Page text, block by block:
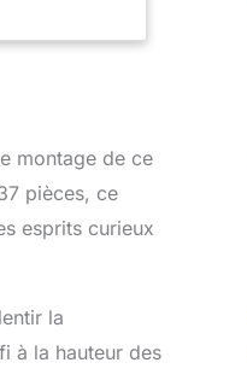
un des
peut rouler,
d’oeuvre.
pour ceux qui
peut prendre
le aux ceux
montage de ce
pièces, ce
esprits curieux
la
à la hauteur des